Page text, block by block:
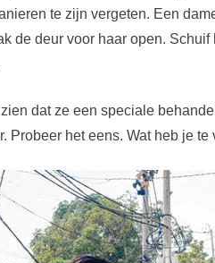
te zijn vergeten. Een
de deur voor haar open.
dat ze een speciale
Probeer het eens. Wat heb je te